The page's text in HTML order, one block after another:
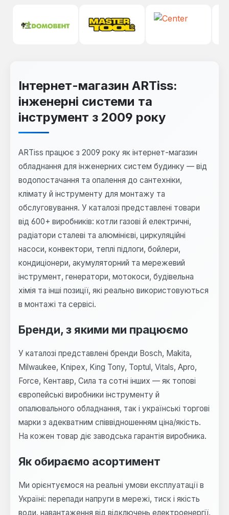
Інтернет-магазин ARTiss:
інженерні системи та
інструмент з 2009 року
ARTiss працює з 2009 року як інтернет-магазин
обладнання для інженерних систем будинку — від
водопостачання та опалення до сантехніки,
клімату й інструменту для монтажу та
обслуговування. У каталозі представлені товари
від 600+ виробників: котли газові й електричні,
радіатори сталеві та алюмінієві, циркуляційні
насоси, конвектори, теплі підлоги, бойлери,
кондиціонери, акумуляторний та мережевий
інструмент, генератори, мотокоси, будівельна
хімія та інші позиції, які реально використовуються
в монтажі та сервісі.
Бренди, з якими ми працюємо
У каталозі представлені бренди Bosch, Makita,
Milwaukee, Knipex, King Tony, Toptul, Vitals, Apro,
Force, Кентавр, Сила та сотні інших — як топові
європейські виробники інструменту й
опалювального обладнання, так і українські торгові
марки з адекватним співвідношенням ціна/якість.
На кожен товар діє заводська гарантія виробника.
Як обираємо асортимент
Ми орієнтуємося на реальні умови експлуатації в
Україні: перепади напруги в мережі, тиск і якість
води, навантаження від відключень електроенергії,